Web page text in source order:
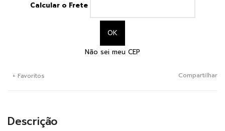
Calcular o Frete
Não sei meu CEP
+ Favoritos Compartilhar
Descrição